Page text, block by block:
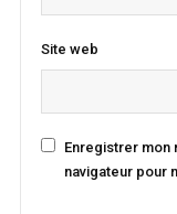
Site web
Enregistrer mon
navigateur pour